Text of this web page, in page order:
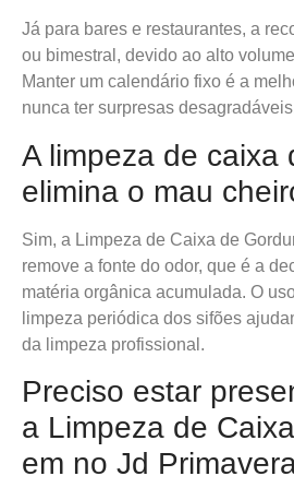
Já para bares e restaurantes, a
ou bimestral, devido ao alto
Manter um calendário fixo é a
nunca ter surpresas
A limpeza de caixa
elimina o mau
Sim, a Limpeza de Caixa de
remove a fonte do odor, que é a
matéria orgânica acumulada. O
limpeza periódica dos sifões
da limpeza profissional.
Preciso estar
a Limpeza de
em no Jd